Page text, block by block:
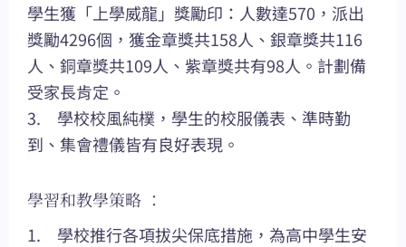
學生獲「上學威龍」獎勵印：人數達570，派出
獎勵4296個，獲金章獎共158人、銀章獎共116
人、銅章獎共109人、紫章獎共有98人。計劃備
受家長肯定。
3. 學校校風純樸，學生的校服儀表、準時勤
到、集會禮儀皆有良好表現。
學習和教學策略 ：
1. 學校推行各項拔尖保底措施，為高中學生安